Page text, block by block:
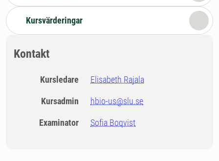
Kursvärderingar
Kontakt
Kursledare Elisabeth Rajala
Kursadmin hbio-us@slu.se
Examinator Sofia Boqvist